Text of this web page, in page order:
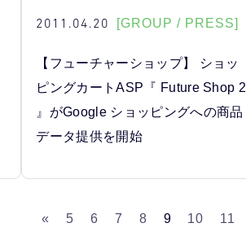
2011.04.20 [GROUP / PRESS]
【フューチャーショップ】 ショッ
ピングカートASP『 Future Shop 2
』がGoogle ショッピングへの商品
データ提供を開始
« 5 6 7 8 9 10 11